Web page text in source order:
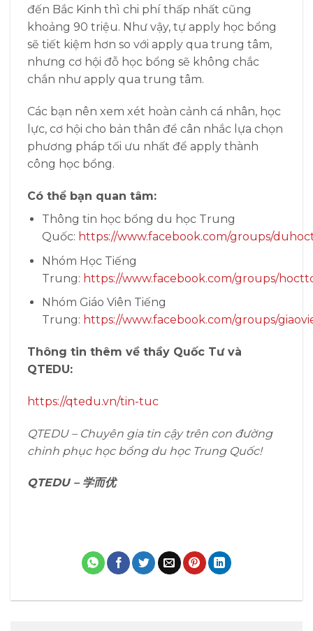
đến Bắc Kinh thì chi phí thấp nhất cũng
khoảng 90 triệu. Như vậy, tự apply học bổng
sẽ tiết kiệm hơn so với apply qua trung tâm,
nhưng cơ hội đỗ học bổng sẽ không chắc
chắn như apply qua trung tâm.
Các bạn nên xem xét hoàn cảnh cá nhân, học
lực, cơ hội cho bản thân để cân nhắc lựa chọn
phương pháp tối ưu nhất để apply thành
công học bổng.
Có thể bạn quan tâm:
Thông tin học bổng du học Trung
Quốc: https://www.facebook.com/groups/
Nhóm Học Tiếng
Trung: https://www.facebook.com/groups/
Nhóm Giáo Viên Tiếng
Trung: https://www.facebook.com/groups/
Thông tin thêm về thầy Quốc Tư và
QTEDU:
https://qtedu.vn/tin-tuc
QTEDU – Chuyên gia tin cậy trên con đường
chinh phục học bổng du học Trung Quốc!
QTEDU – 学而优